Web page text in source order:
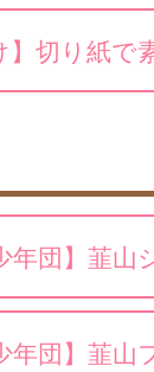
】切り紙
年団】韮
年団】韮山